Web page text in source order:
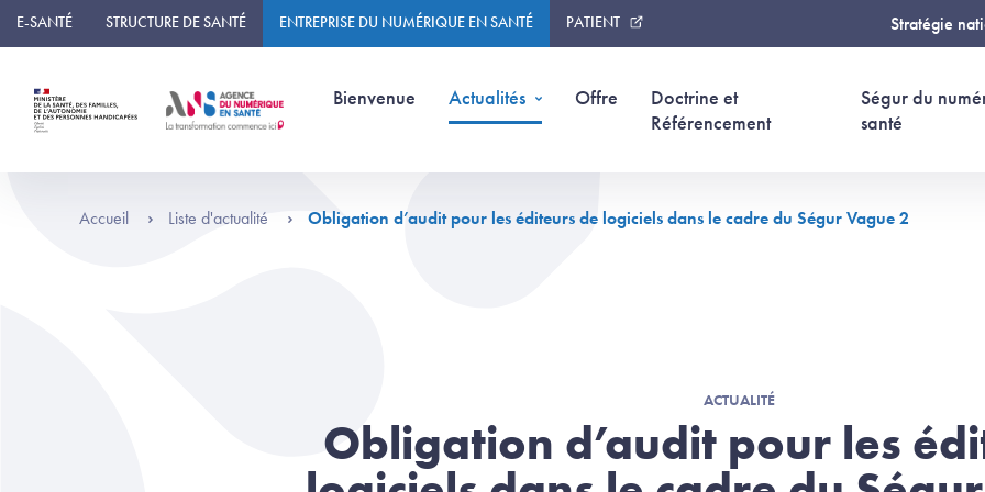
Panneau de gestion des cookies
E-SANTÉ STRUCTURE DE SANTÉ ENTREPRISE DU NUMÉRIQUE EN SANTÉ PATIENT Stratégie
Bienvenue Actualités Offre
Doctrine et
Référencement
Ségur du
santé
Accueil Liste d'actualité Obligation d’audit pour les éditeurs de logiciels dans le cadre du Ségur Vague 2
ACTUALITÉ
Obligation d’audit pour les